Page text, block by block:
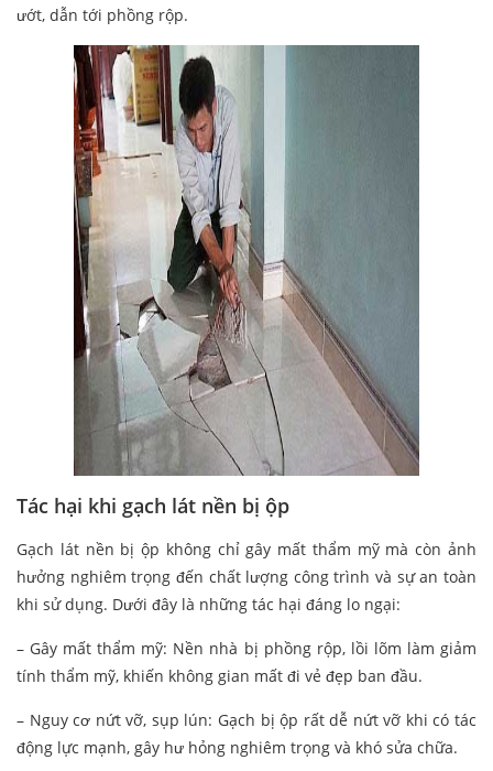
ướt, dẫn tới phồng rộp.
Tác hại khi gạch lát nền bị ộp
Gạch lát nền bị ộp không chỉ gây mất thẩm mỹ mà còn ảnh
hưởng nghiêm trọng đến chất lượng công trình và sự an toàn
khi sử dụng. Dưới đây là những tác hại đáng lo ngại:
– Gây mất thẩm mỹ: Nền nhà bị phồng rộp, lồi lõm làm giảm
tính thẩm mỹ, khiến không gian mất đi vẻ đẹp ban đầu.
– Nguy cơ nứt vỡ, sụp lún: Gạch bị ộp rất dễ nứt vỡ khi có tác
động lực mạnh, gây hư hỏng nghiêm trọng và khó sửa chữa.